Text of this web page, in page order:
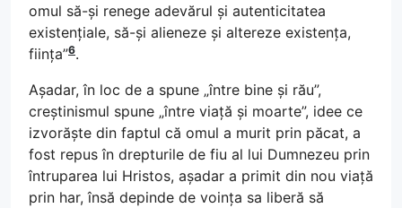
omul să-și renege adevărul și autenticitatea
existențiale, să-și alieneze și altereze existența,
ființa”6.
Așadar, în loc de a spune „între bine și rău”,
creștinismul spune „între viață și moarte”, idee ce
izvorăște din faptul că omul a murit prin păcat, a
fost repus în drepturile de fiu al lui Dumnezeu prin
întruparea lui Hristos, așadar a primit din nou viață
prin har, însă depinde de voința sa liberă să